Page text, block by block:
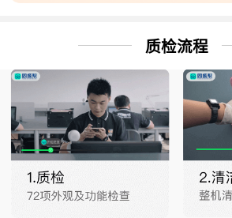
质检流程